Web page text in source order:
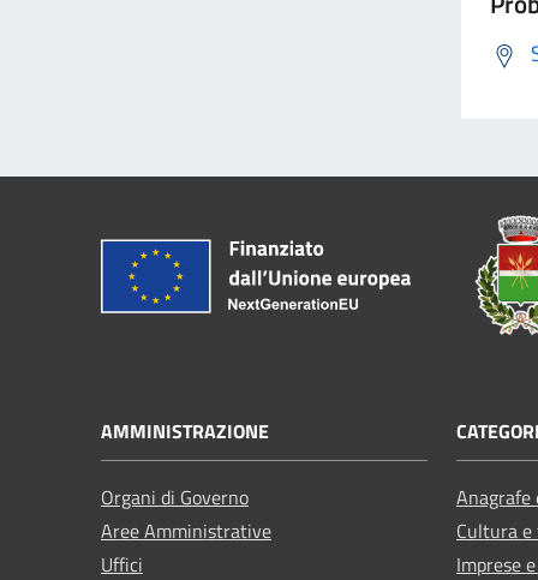
AMMINISTRAZIONE
Organi di Governo
Aree Amministrative
Uffici
Cultura
Imprese